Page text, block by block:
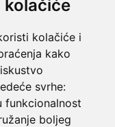
kolačiće
kolačiće i
kako
svrhe:
funkcionalnost
boljeg